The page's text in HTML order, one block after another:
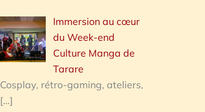
Immersion au cœur
du Week-end
Culture Manga de
Tarare
Cosplay, rétro-gaming, ateliers,
[…]